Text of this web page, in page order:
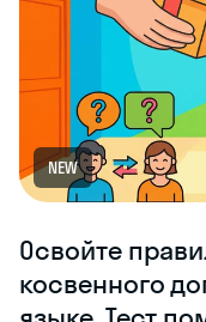
NEW
Освойте
косвенного